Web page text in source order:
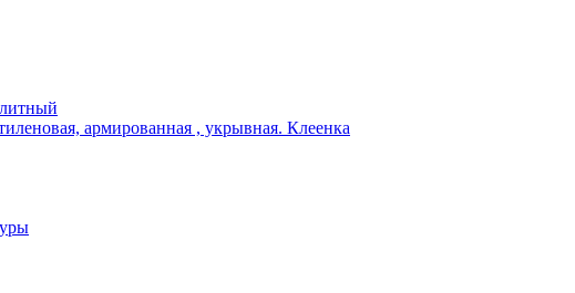
армированная , укрывная. Клеенка